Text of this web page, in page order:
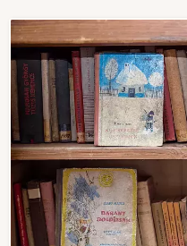
Image